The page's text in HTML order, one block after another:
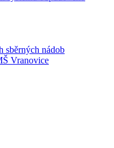
sběrných nádob
Vranovice